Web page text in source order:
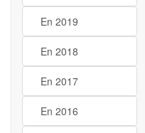
En 2019
En 2018
En 2017
En 2016